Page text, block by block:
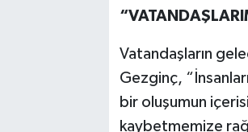
Vatandaşların
Gezginç,
bir oluşumun
kaybetmemize